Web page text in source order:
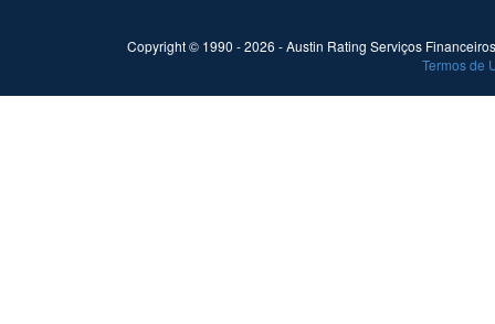
Copyright © 1990 -2026 - Austin Rating Serviços
Termos de